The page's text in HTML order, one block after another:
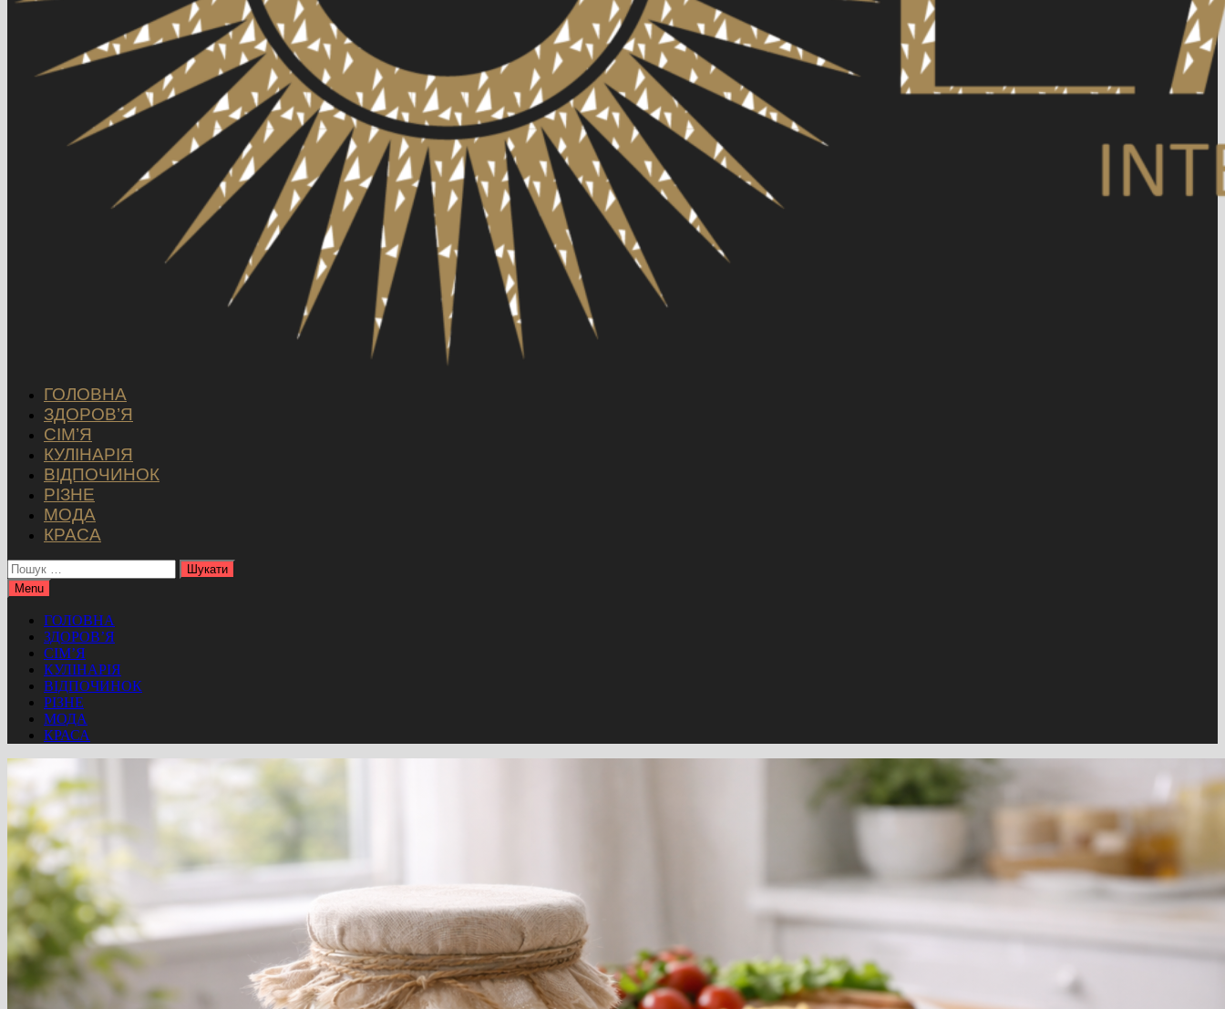
ГОЛОВНА
ЗДОРОВ’Я
СІМ’Я
КУЛІНАРІЯ
ВІДПОЧИНОК
РІЗНЕ
МОДА
КРАСА
Пошук:
Menu
ГОЛОВНА
ЗДОРОВ’Я
СІМ’Я
КУЛІНАРІЯ
ВІДПОЧИНОК
РІЗНЕ
МОДА
КРАСА